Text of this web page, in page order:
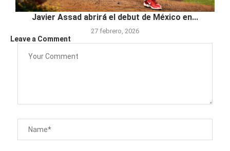
Javier Assad abrirá el debut de México en...
27 febrero, 2026
Leave a Comment